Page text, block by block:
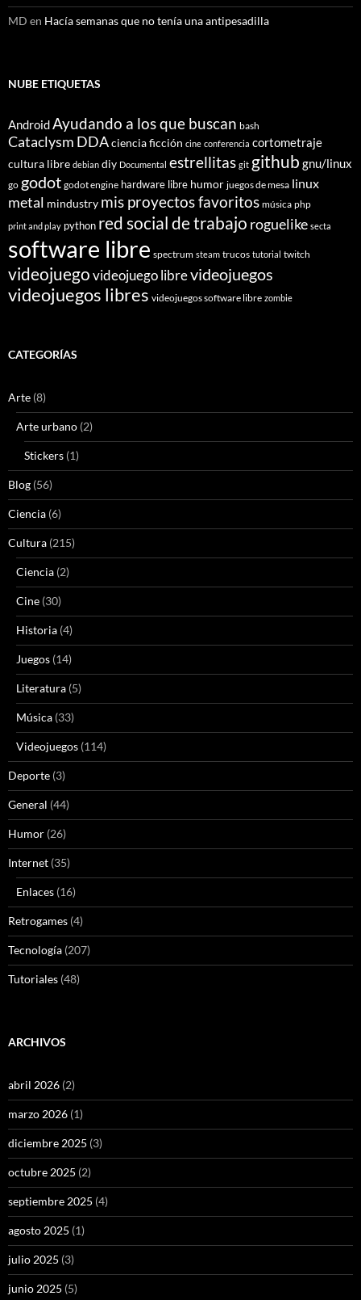
MD en Hacía semanas que no tenía una antipesadilla
NUBE ETIQUETAS
AndroidAyudando a los que buscan bash
Cataclysm DDAciencia ficción cine conferencia cortometraje
cultura libre debian diy Documental estrellitas git github gnu/linux
go godot godot engine hardware libre humor juegos de mesa linux
metal mindustry mis proyectos favoritos música php
print and play python red social de trabajo roguelike secta
software libre spectrum steam trucos tutorial twitch
videojuegovideojuego librevideojuegos
videojuegos libres videojuegos software libre zombie
CATEGORÍAS
Arte (8)
Arte urbano (2)
Stickers (1)
Blog (56)
Ciencia (6)
Cultura (215)
Ciencia (2)
Cine (30)
Historia (4)
Juegos (14)
Literatura (5)
Música (33)
Videojuegos (114)
Deporte (3)
General (44)
Humor (26)
Internet (35)
Enlaces (16)
Retrogames (4)
Tecnología (207)
Tutoriales (48)
ARCHIVOS
abril 2026 (2)
marzo 2026 (1)
diciembre 2025 (3)
octubre 2025 (2)
septiembre 2025 (4)
agosto 2025 (1)
julio 2025 (3)
junio 2025 (5)